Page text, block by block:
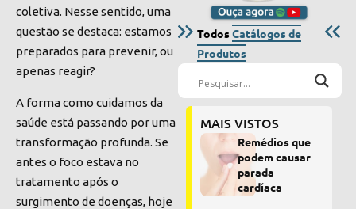
coletiva. Nesse sentido, uma
questão se destaca: estamos
preparados para prevenir, ou
apenas reagir?
A forma como cuidamos da
saúde está passando por uma
transformação profunda. Se
antes o foco estava no
tratamento após o
surgimento de doenças, hoje
TodosCatálogos de
Produtos
MAIS VISTOS
Remédios que
podem causar
parada
cardíaca